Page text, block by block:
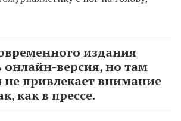
издания
онлайн-версия, но там
привлекает внимание
как в прессе.